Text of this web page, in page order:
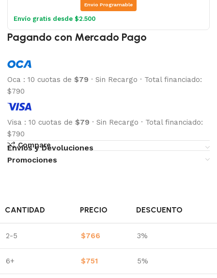
Envio Programable
Envío gratis desde $2.500
Pagando con Mercado Pago
Oca : 10 cuotas de $79 · Sin Recargo · Total financiado:
$790
Visa : 10 cuotas de $79 · Sin Recargo · Total financiado:
$790
Compare
Envíos y Devoluciones
Promociones
CANTIDAD PRECIO DESCUENTO
2-5 $766 3%
6+ $751 5%